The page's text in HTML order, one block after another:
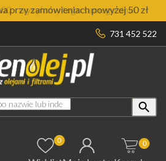
przy zamówieniach powyżej 50 zł
731 452 522

0 0